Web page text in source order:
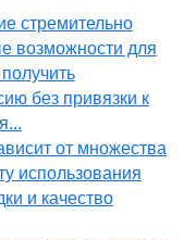
стремительно
возможности для
без привязки к
от множества
использования
и качество